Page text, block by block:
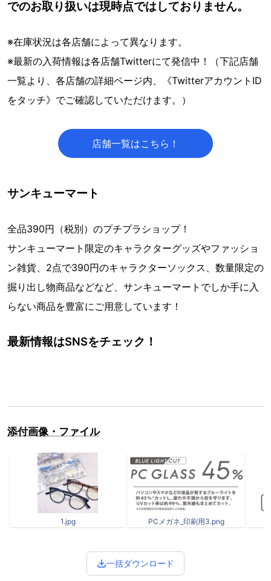
でのお取り扱いは現時点ではしておりません。
※在庫状況は各店舗によって異なります。
※最新の入荷情報は各店舗Twitterにて発信中！（下記店舗
一覧より、各店舗の詳細ページ内、《TwitterアカウントID
をタッチ》でご確認していただけます。）
店舗一覧はこちら！
サンキューマート
全品390円（税別）のプチプラショップ！
サンキューマート限定のキャラクターグッズやファッショ
ン雑貨、2点で390円のキャラクターソックス、数量限定の
掘り出し物商品などなど、サンキューマートでしか手に入
らない商品を豊富にご用意しています！
最新情報はSNSをチェック！
添付画像・ファイル
1.jpg PCメガネ_印刷用3.png
一括ダウンロード